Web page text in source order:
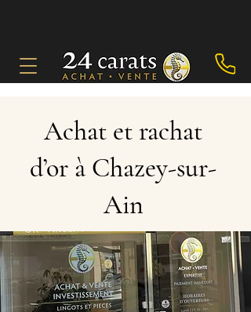
Achat et rachat
d’or à Chazey-sur-
Ain